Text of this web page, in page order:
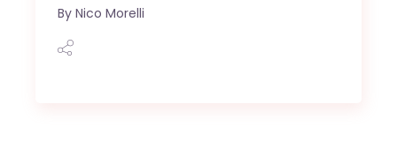
By Nico Morelli